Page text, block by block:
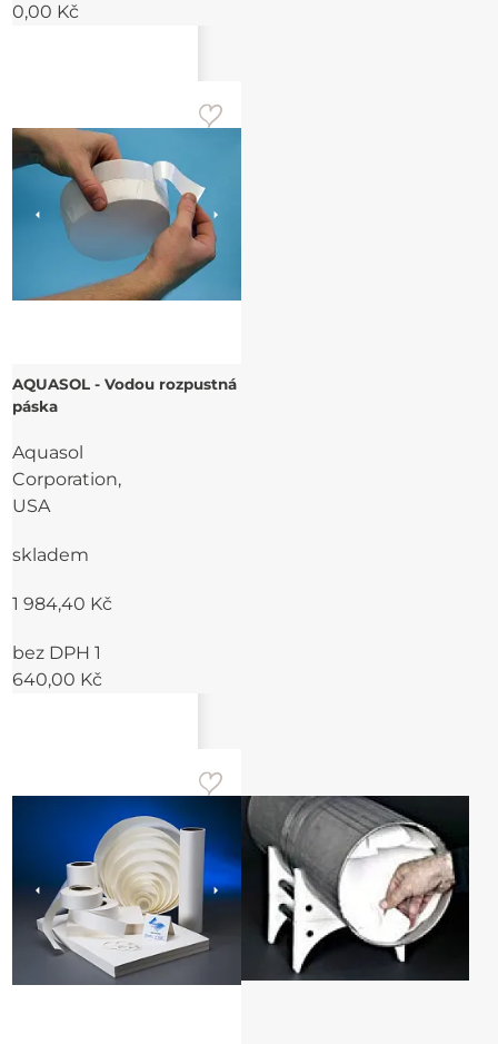
0,00 Kč
AQUASOL - Vodou rozpustná
páska
Aquasol
Corporation,
USA
skladem
1 984,40 Kč
bez DPH 1
640,00 Kč